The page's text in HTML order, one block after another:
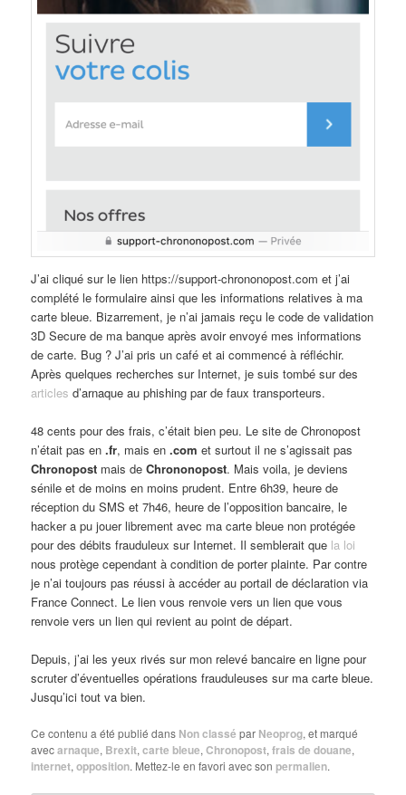
J’ai cliqué sur le lien https://support-chrononopost.com et j’ai
complété le formulaire ainsi que les informations relatives à ma
carte bleue. Bizarrement, je n’ai jamais reçu le code de validation
3D Secure de ma banque après avoir envoyé mes informations
de carte. Bug ? J’ai pris un café et ai commencé à réfléchir.
Après quelques recherches sur Internet, je suis tombé sur des
articles d’arnaque au phishing par de faux transporteurs.
48 cents pour des frais, c’était bien peu. Le site de Chronopost
n’était pas en.fr, mais en.com et surtout il ne s’agissait pas
Chronopost mais deChrononopost. Mais voila, je deviens
sénile et de moins en moins prudent. Entre 6h39, heure de
réception du SMS et 7h46, heure de l’opposition bancaire, le
hacker a pu jouer librement avec ma carte bleue non protégée
pour des débits frauduleux sur Internet. Il semblerait que la loi
nous protège cependant à condition de porter plainte. Par contre
je n’ai toujours pas réussi à accéder au portail de déclaration via
France Connect. Le lien vous renvoie vers un lien que vous
renvoie vers un lien qui revient au point de départ.
Depuis, j’ai les yeux rivés sur mon relevé bancaire en ligne pour
scruter d’éventuelles opérations frauduleuses sur ma carte bleue.
Jusqu’ici tout va bien.
Ce contenu a été publié dans Non classé par Neoprog, et marqué
avecarnaque, Brexit,carte bleue,Chronopost,frais de douane,
internet,opposition. Mettez-le en favori avec son permalien.